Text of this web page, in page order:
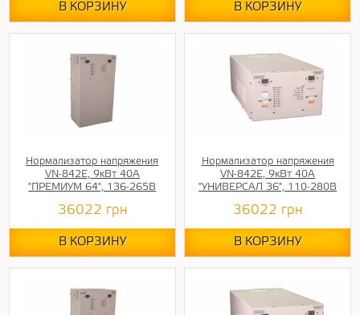
В КОРЗИНУ В КОРЗИНУ
Нормализатор напряжения
VN-842E, 9кВт 40А
"ПРЕМИУМ 64", 136-265В
36022 грн
В КОРЗИНУ
Нормализатор напряжения
VN-842E, 9кВт 40А
"УНИВЕРСАЛ 36", 110-280В
36022 грн
В КОРЗИНУ